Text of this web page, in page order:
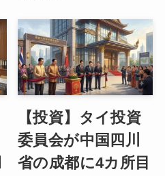
【投資】タイ投資
委員会が中国四川
省の成都に4カ所目